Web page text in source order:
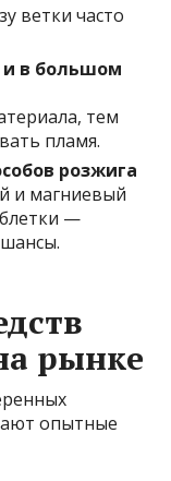
ветки часто
и в большом
тем
пламя.
розжига
и магниевый
—
рынке
опытные